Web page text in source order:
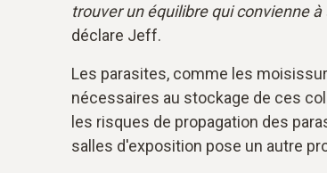
trouver un équilibre qui convienne
déclare Jeff.
Les parasites, comme les
nécessaires au stockage de ces
les risques de propagation des
salles d'exposition pose un autre